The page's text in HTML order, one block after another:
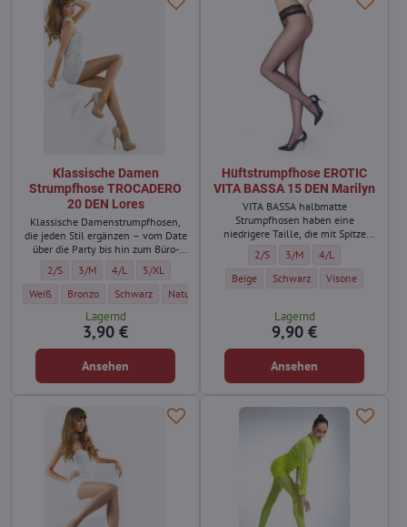
Klassische Damen
Strumpfhose TROCADERO
20 DEN Lores
Klassische Damenstrumpfhosen,
die jeden Stil ergänzen – vom Date
über die Party bis hin zum Büro-
Klassische Damen Strumpfhose TROCADERO 20 DEN Lores - Größe:
2/S Klassische Damen Strumpfhose TROCADERO 20 DEN Lores - Größe:
3/M Klassische Damen Strumpfhose TROCADERO 20 DEN Lores -
4/L Klassische Damen Strumpfhose TROCADERO 20 DEN
5/XL
Klassische Damen Strumpfhose TROCADERO 20 DEN Lores - Farbe:
Weiß Klassische Damen Strumpfhose TROCADERO 20 DEN Lores - Farbe:
Bronzo Klassische Damen Strumpfhose TROCADERO 20 DEN Lores -
Schwarz Klassische Damen Strumpfhose TROCADERO 20
Natural
Lagernd
3,90 €
Ansehen
Hüftstrumpfhose EROTIC
VITA BASSA 15 DEN Marilyn
VITA BASSA halbmatte
Strumpfhosen haben eine
niedrigere Taille, die mit Spitze
Hüftstrumpfhose EROTIC VITA
2/S Hüftstrumpfhose EROTIC
3/M Hüftstrumpfhose
4/L
Hüftstrumpfhose EROTIC VITA
Beige Hüftstrumpfhose EROTIC
Schwarz Hüftstrumpfhose
Visone
Lagernd
9,90 €
Ansehen